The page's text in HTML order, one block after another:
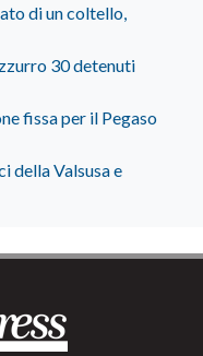
di un coltello,
30 detenuti
fissa per il Pegaso
della Valsusa e